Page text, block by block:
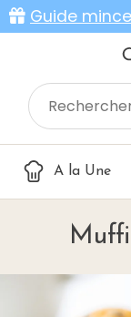
Guide
A la Une